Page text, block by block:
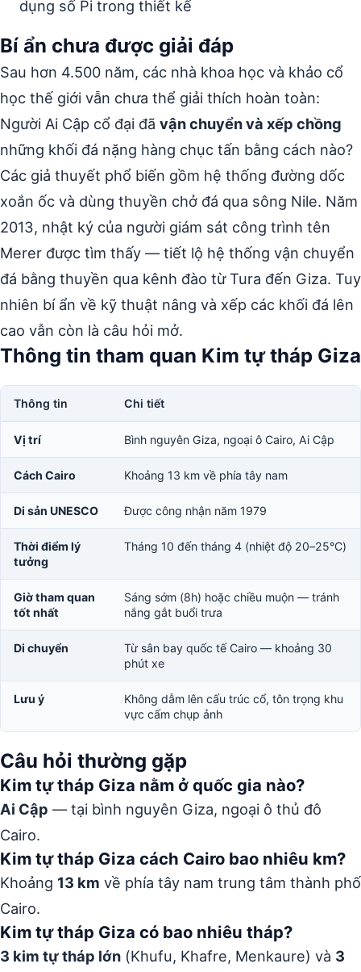
dụng số Pi trong thiết kế
Bí ẩn chưa được giải đáp
Sau hơn 4.500 năm, các nhà khoa học và khảo cổ
học thế giới vẫn chưa thể giải thích hoàn toàn:
Người Ai Cập cổ đại đã vận chuyển và xếp chồng
những khối đá nặng hàng chục tấn bằng cách nào?
Các giả thuyết phổ biến gồm hệ thống đường dốc
xoắn ốc và dùng thuyền chở đá qua sông Nile. Năm
2013, nhật ký của người giám sát công trình tên
Merer được tìm thấy — tiết lộ hệ thống vận chuyển
đá bằng thuyền qua kênh đào từ Tura đến Giza. Tuy
nhiên bí ẩn về kỹ thuật nâng và xếp các khối đá lên
cao vẫn còn là câu hỏi mở.
Thông tin tham quan Kim tự tháp Giza
Thông tin Chi tiết
Vị trí Bình nguyên Giza, ngoại ô Cairo, Ai Cập
Cách Cairo Khoảng 13 km về phía tây nam
Di sản UNESCO Được công nhận năm 1979
Thời điểm lý
tưởng
Tháng 10 đến tháng 4 (nhiệt độ 20–25°C)
Giờ tham quan
tốt nhất
Sáng sớm (8h) hoặc chiều muộn — tránh
nắng gắt buổi trưa
Di chuyển
Từ sân bay quốc tế Cairo — khoảng 30
phút xe
Lưu ý
Không dẫm lên cấu trúc cổ, tôn trọng khu
vực cấm chụp ảnh
Câu hỏi thường gặp
Kim tự tháp Giza nằm ở quốc gia nào?
Ai Cập — tại bình nguyên Giza, ngoại ô thủ đô
Cairo.
Kim tự tháp Giza cách Cairo bao nhiêu km?
Khoảng 13 km về phía tây nam trung tâm thành phố
Cairo.
Kim tự tháp Giza có bao nhiêu tháp?
3 kim tự tháp lớn (Khufu, Khafre, Menkaure) và 3